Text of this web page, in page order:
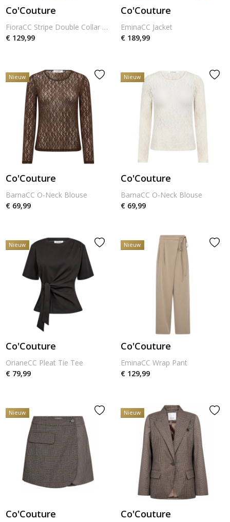
Co'Couture
FioraCC Stripe Double Collar Shirt
€ 129,99
Co'Couture
EminaCC Jacket
€ 189,99
Nieuw
Co'Couture
BarnaCC O-Neck Blouse
€ 69,99
Nieuw
Co'Couture
BarnaCC O-Neck Blouse
€ 69,99
Nieuw
Co'Couture
OrianeCC Pleat Tie Tee
€ 79,99
Nieuw
Co'Couture
EminaCC Wrap Pant
€ 129,99
Nieuw
Co'Couture
Nieuw
Co'Couture